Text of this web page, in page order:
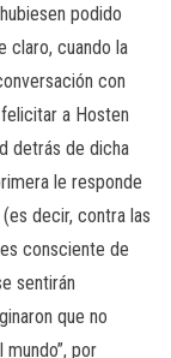
podido
claro, cuando la
con
a Hosten
detrás de dicha
le responde
decir, contra las
consciente de
sentirán
que no
por